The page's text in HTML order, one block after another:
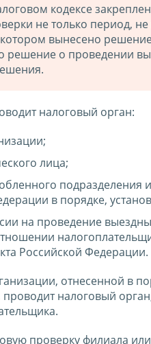
кодексе
не только период,
вынесено
решение о проведении
налоговый орган:
лица;
в порядке,
на проведение
Российской Федерации.
отнесенной в
налоговый
проверку филиала